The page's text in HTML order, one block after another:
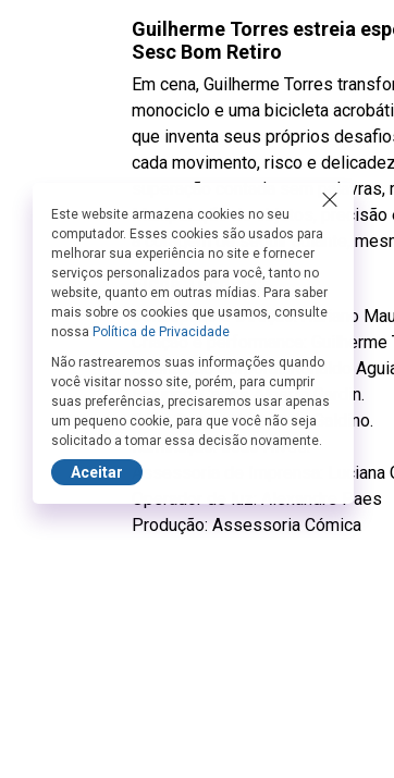
Guilherme Torres estreia
Sesc Bom Retiro
Em cena, Guilherme Torres
monociclo e uma bicicleta
que inventa seus próprios
cada movimento, risco e
superação contada sem
Manipulação de objetos,
a coragem de seguir adiante,
Ficha Técnica:
Concepção e Direção: Adriano
Criação e performance: Guilherme
Orientação Corporal: Ronaldo
Figurino: Carlos Alberto Gardin.
Trilha Sonora: Leonardo Galdino.
Iluminação: João Alves.
Assessoria de Imprensa: Luciana
Operador de luz: Alexandre Paes
Produção: Assessoria Cómica
Este website armazena cookies no seu
computador. Esses cookies são usados para
melhorar sua experiência no site e fornecer
serviços personalizados para você, tanto no
website, quanto em outras mídias. Para saber
mais sobre os cookies que usamos, consulte
nossa Política de Privacidade
Não rastrearemos suas informações quando
você visitar nosso site, porém, para cumprir
suas preferências, precisaremos usar apenas
um pequeno cookie, para que você não seja
solicitado a tomar essa decisão novamente.
Aceitar